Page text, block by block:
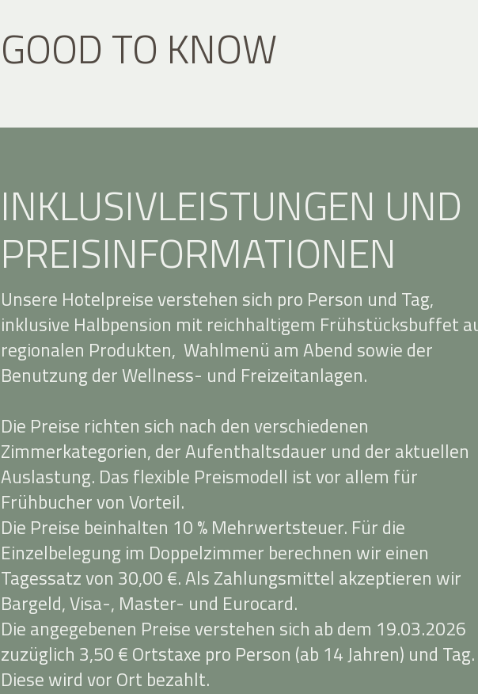
GOOD TO KNOW
INKLUSIVLEISTUNGEN UND
PREISINFORMATIONEN
Unsere Hotelpreise verstehen sich pro Person und Tag,
inklusive Halbpension mit reichhaltigem Frühstücksbuffet
regionalen Produkten, Wahlmenü am Abend sowie der
Benutzung der Wellness- und Freizeitanlagen.
Die Preise richten sich nach den verschiedenen
Zimmerkategorien, der Aufenthaltsdauer und der aktuellen
Auslastung. Das flexible Preismodell ist vor allem für
Frühbucher von Vorteil.
Die Preise beinhalten 10 % Mehrwertsteuer. Für die
Einzelbelegung im Doppelzimmer berechnen wir einen
Tagessatz von 30,00 €. Als Zahlungsmittel akzeptieren wir
Bargeld, Visa-, Master- und Eurocard.
Die angegebenen Preise verstehen sich ab dem 19.03.2026
zuzüglich 3,50 € Ortstaxe pro Person (ab 14 Jahren) und Tag.
Diese wird vor Ort bezahlt.